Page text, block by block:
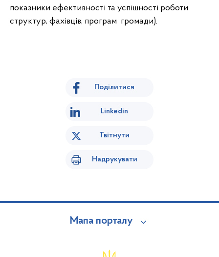
показники ефективності та успішності роботи
структур, фахівців, програм громади).
Поділитися
Linkedin
Твітнути
Надрукувати
Мапа порталу